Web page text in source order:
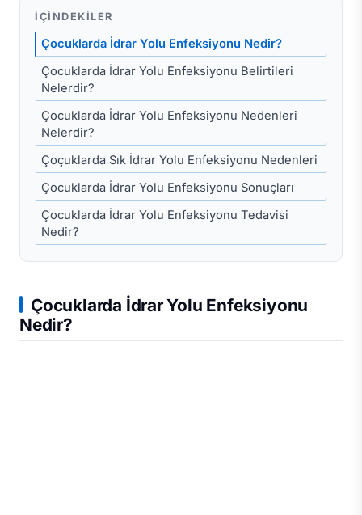
İÇINDEKILER
Çocuklarda İdrar Yolu Enfeksiyonu Nedir?
Çocuklarda İdrar Yolu Enfeksiyonu Belirtileri
Nelerdir?
Çocuklarda İdrar Yolu Enfeksiyonu Nedenleri
Nelerdir?
Çoçuklarda Sık İdrar Yolu Enfeksiyonu Nedenleri
Çocuklarda İdrar Yolu Enfeksiyonu Sonuçları
Çocuklarda İdrar Yolu Enfeksiyonu Tedavisi
Nedir?
Çocuklarda İdrar Yolu Enfeksiyonu
Nedir?